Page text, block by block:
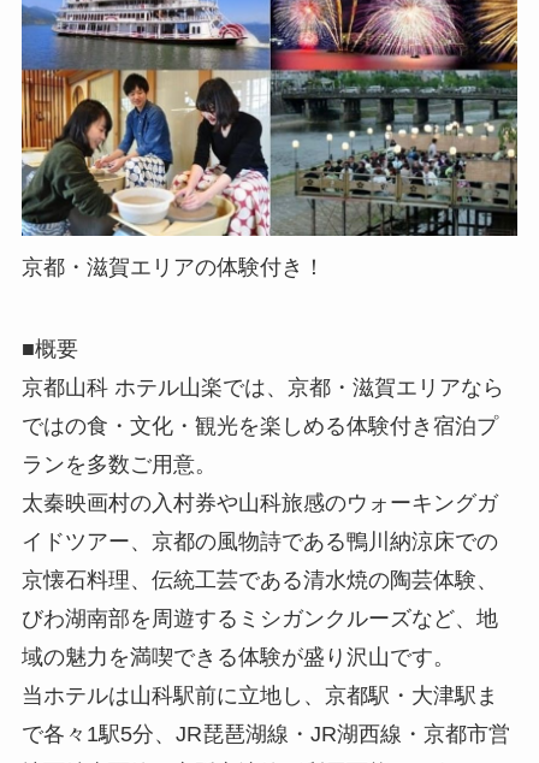
京都・滋賀エリアの体験付き！
■概要
京都山科 ホテル山楽では、京都・滋賀エリアなら
ではの食・文化・観光を楽しめる体験付き宿泊プ
ランを多数ご用意。
太秦映画村の入村券や山科旅感のウォーキングガ
イドツアー、京都の風物詩である鴨川納涼床での
京懐石料理、伝統工芸である清水焼の陶芸体験、
びわ湖南部を周遊するミシガンクルーズなど、地
域の魅力を満喫できる体験が盛り沢山です。
当ホテルは山科駅前に立地し、京都駅・大津駅ま
で各々1駅5分、JR琵琶湖線・JR湖西線・京都市営